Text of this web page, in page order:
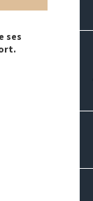
ses